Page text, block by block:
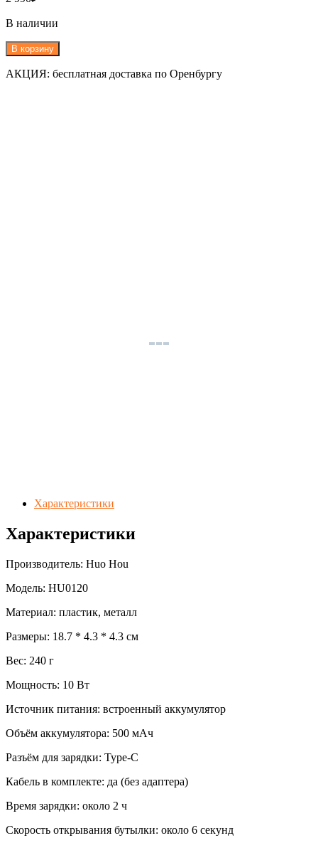
В наличии
В корзину
АКЦИЯ: бесплатная доставка по Оренбургу
Характеристики
Характеристики
Производитель: Huo Hou
Модель: HU0120
Материал: пластик, металл
Размеры: 18.7 * 4.3 * 4.3 см
Вес: 240 г
Мощность: 10 Вт
Источник питания: встроенный аккумулятор
Объём аккумулятора: 500 мАч
Разъём для зарядки: Type-C
Кабель в комплекте: да (без адаптера)
Время зарядки: около 2 ч
Скорость открывания бутылки: около 6 секунд